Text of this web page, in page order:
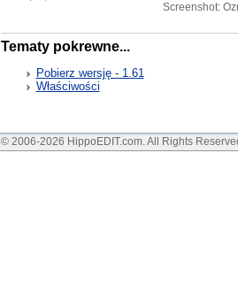
Screenshot:
Tematy pokrewne...
Pobierz wersję - 1.61
Właściwości
© 2006-2026 HippoEDIT.com. All Rights